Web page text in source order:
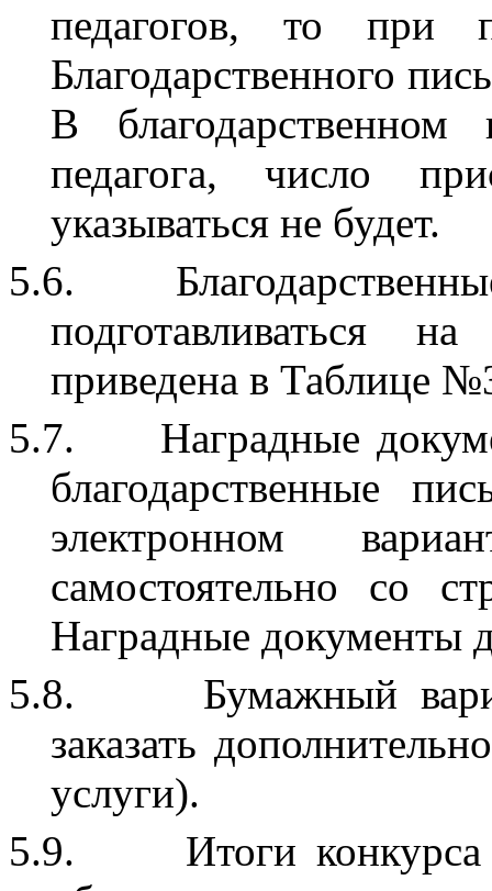
педагогов, то при
Благодарственного
В
педагога, число
указываться не будет.
5.6.
подготавливаться
приведена в Таблице
5.7.
Наградные
благодарственные
электронном
самостоятельно со
Наградные документы
5.8.
Бумажный
заказать
услуги).
5.9.
Итоги